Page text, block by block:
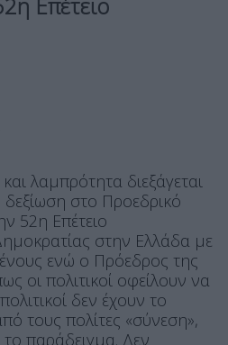
λαμπρότητα διεξάγεται
στο Προεδρικό
52η Επέτειο
στην Ελλάδα με
ενώ ο Πρόεδρος της
οι πολιτικοί οφείλουν να
δεν έχουν το
τους πολίτες «σύνεση»,
παράδειγμα. Δεν